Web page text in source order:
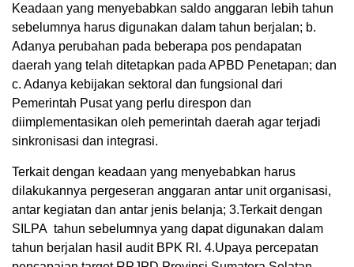
Keadaan yang menyebabkan saldo anggaran lebih tahun
sebelumnya harus digunakan dalam tahun berjalan; b.
Adanya perubahan pada beberapa pos pendapatan
daerah yang telah ditetapkan pada APBD Penetapan; dan
c. Adanya kebijakan sektoral dan fungsional dari
Pemerintah Pusat yang perlu direspon dan
diimplementasikan oleh pemerintah daerah agar terjadi
sinkronisasi dan integrasi.
Terkait dengan keadaan yang menyebabkan harus
dilakukannya pergeseran anggaran antar unit organisasi,
antar kegiatan dan antar jenis belanja; 3.Terkait dengan
SILPA tahun sebelumnya yang dapat digunakan dalam
tahun berjalan hasil audit BPK RI. 4.Upaya percepatan